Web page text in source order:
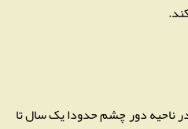
ناحیه دور چشم حدودا یک سال تا